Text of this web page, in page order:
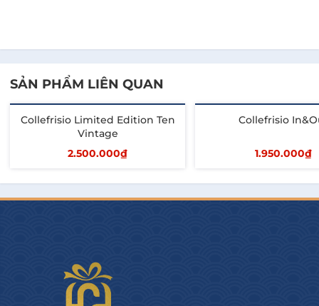
SẢN PHẨM LIÊN QUAN
Collefrisio Limited Edition Ten
Vintage
2.500.000₫
Collefrisio
1.950.000₫